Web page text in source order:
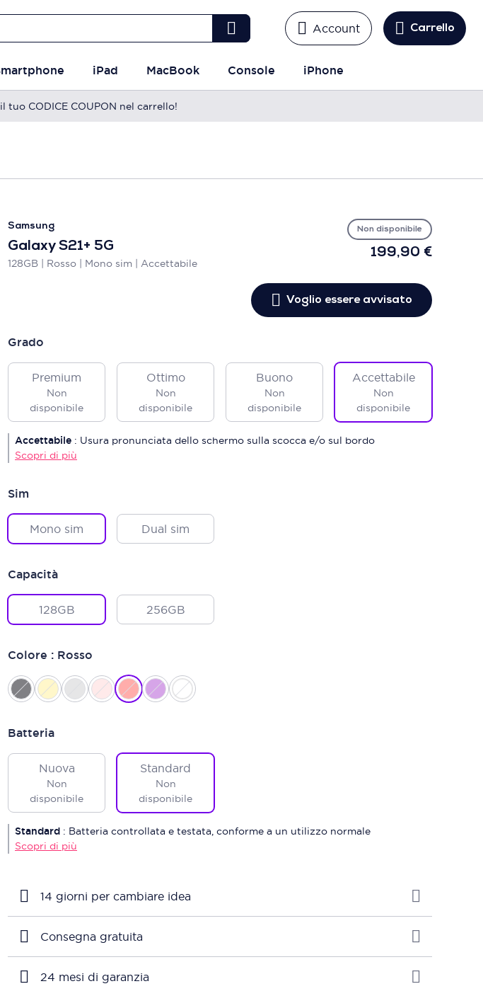
Account Carrello
iPad MacBook Console iPhone
CODICE COUPON nel carrello!
Samsung
Galaxy S21+ 5G
128GB | Rosso | Mono sim | Accettabile
Non disponibile
199,90 €
Voglio essere avvisato
Grado
Premium
Non
disponibile
Ottimo
Non
disponibile
Buono
Non
disponibile
Accettabile
Non
disponibile
Accettabile : Usura pronunciata dello schermo sulla scocca e/o sul bordo
Scopri di più
Sim
Mono sim Dual sim
Capacità
128GB 256GB
Colore : Rosso
Batteria
Nuova
Non
disponibile
Standard
Non
disponibile
Standard : Batteria controllata e testata, conforme a un utilizzo normale
Scopri di più
14 giorni per cambiare idea
Consegna gratuita
24 mesi di garanzia